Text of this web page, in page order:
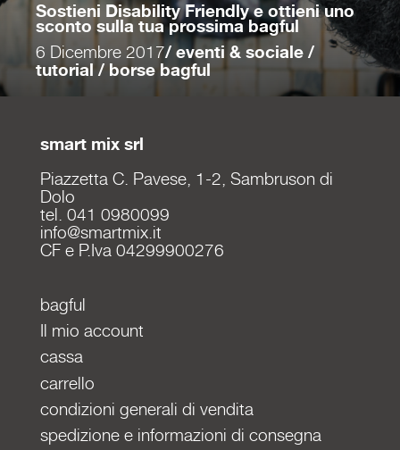
Sostieni Disability Friendly e ottieni uno
sconto sulla tua prossima bagful
6 Dicembre 2017/ eventi & sociale /
tutorial / borse bagful
smart mix srl
Piazzetta C. Pavese, 1-2, Sambruson di
Dolo
tel. 041 0980099
info@smartmix.it
CF e P.Iva 04299900276
bagful
Il mio account
cassa
carrello
condizioni generali di vendita
spedizione e informazioni di consegna